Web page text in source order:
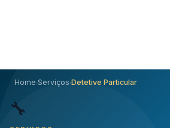
Home›Serviços›Detetive Particular
🔧